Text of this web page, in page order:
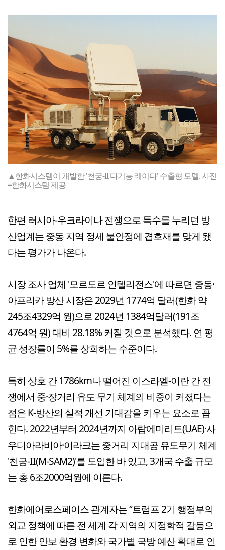
▲한화시스템이 개발한 '천궁-II 다기능 레이다' 수출형 모델. 사진
=한화시스템 제공
한편 러시아-우크라이나 전쟁으로 특수를 누리던 방
산업계는 중동 지역 정세 불안정에 겹호재를 맞게 됐
다는 평가가 나온다.
시장 조사 업체 '모르도르 인텔리전스'에 따르면 중동·
아프리카 방산 시장은 2029년 1774억 달러(한화 약
245조4329억 원)으로 2024년 1384억달러(191조
4764억 원) 대비 28.18% 커질 것으로 분석했다. 연 평
균 성장률이 5%를 상회하는 수준이다.
특히 상호 간 1786km나 떨어진 이스라엘-이란 간 전
쟁에서 중·장거리 유도 무기 체계의 비중이 커졌다는
점은 K-방산의 실적 개선 기대감을 키우는 요소로 꼽
힌다. 2022년부터 2024년까지 아랍에미리트(UAE)·사
우디아라비아·이라크는 중거리 지대공 유도무기 체계
'천궁-II(M-SAM2)'를 도입한 바 있고, 3개국 수출 규모
는 총 6조2000억원에 이른다.
한화에어로스페이스 관계자는 “트럼프 2기 행정부의
외교 정책에 따른 전 세계 각 지역의 지정학적 갈등으
로 인한 안보 환경 변화와 국가별 국방 예산 확대로 인